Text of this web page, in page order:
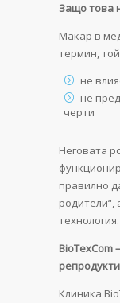
Защо това
Макар в
термин,
не
не
черти
Неговата
правилно
родители“,
технология.
BioTexCom
Клиника